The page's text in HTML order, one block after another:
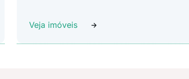
Veja imóveis